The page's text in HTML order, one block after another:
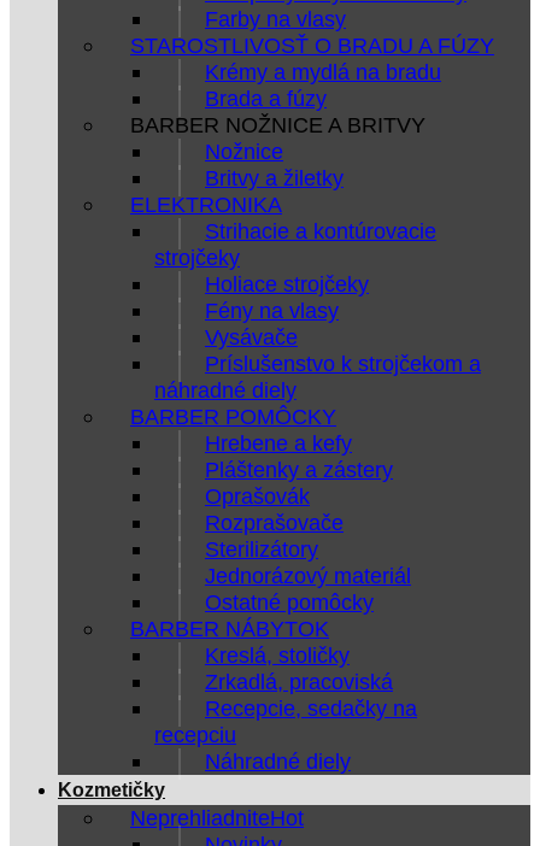
Farby na vlasy
STAROSTLIVOSŤ O BRADU A FÚZY
Krémy a mydlá na bradu
Brada a fúzy
BARBER NOŽNICE A BRITVY
Nožnice
Britvy a žiletky
ELEKTRONIKA
Strihacie a kontúrovacie
strojčeky
Holiace strojčeky
Fény na vlasy
Vysávače
Príslušenstvo k strojčekom a
náhradné diely
BARBER POMÔCKY
Hrebene a kefy
Pláštenky a zástery
Oprašovák
Rozprašovače
Sterilizátory
Jednorázový materiál
Ostatné pomôcky
BARBER NÁBYTOK
Kreslá, stoličky
Zrkadlá, pracoviská
Recepcie, sedačky na
recepciu
Náhradné diely
Kozmetičky
Neprehliadnite